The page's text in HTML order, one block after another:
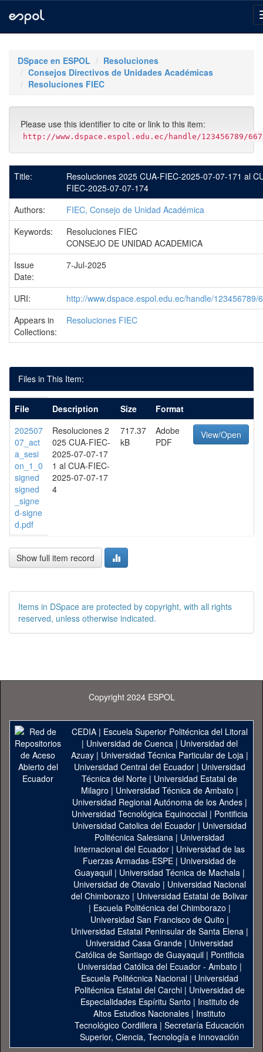
navigationDSpace en ESPOL
Resoluciones
Consejos Directivos de Unidades Académicas
Resoluciones FIEC
Please use this identifier to cite or link to this item:
http://www.dspace.espol.edu.ec/handle/123456789/
Title:
Resoluciones 2025 CUA-FIEC-2025-07-07-171 al
FIEC-2025-07-07-174
Authors:
FIEC, Consejo de Unidad Académica
Keywords:
Resoluciones FIEC
CONSEJO DE UNIDAD ACADEMICA
Issue
Date:
7-Jul-2025
URI:
http://www.dspace.espol.edu.ec/handle/123456789/
Appears in
Collections:
Resoluciones FIEC
Files in This Item:
File Description Size
Format
202507
07_act
a_sesi
on_1_0
signed
signed
_signe
d-signe
d.pdf
Resoluciones 2
025 CUA-FIEC-
2025-07-07-17
1 al CUA-FIEC-
2025-07-07-17
4
717.37
kB
Adobe
PDF
View/Open
Show full item record
Items in DSpace are protected by copyright, with all rights
reserved, unless otherwise indicated.
Copyright 2024 ESPOL
CEDIA| Escuela Superior Politécnica del Litoral
| Universidad de Cuenca| Universidad del
Azuay| Universidad Técnica Particular de Loja|
Universidad Central del Ecuador| Universidad
Técnica del Norte | Universidad Estatal de
Milagro | Universidad Técnica de Ambato |
Universidad Regional Autónoma de los Andes|
Universidad Tecnológica Equinoccial| Pontificia
Universidad Catolica del Ecuador | Universidad
Politécnica Salesiana | Universidad
Internacional del Ecuador | Universidad de las
Fuerzas Armadas-ESPE | Universidad de
Guayaquil| Universidad Técnica de Machala|
Universidad de Otavalo | Universidad Nacional
del Chimborazo | Universidad Estatal de Bolivar
| Escuela Politécnica del Chimborazo |
Universidad San Francisco de Quito |
Universidad Estatal Peninsular de Santa Elena|
Universidad Casa Grande | Universidad
Católica de Santiago de Guayaquil| Pontificia
Universidad Católica del Ecuador - Ambato |
Escuela Politécnica Nacional| Universidad
Politécnica Estatal del Carchi| Universidad de
Especialidades Espíritu Santo | Instituto de
Altos Estudios Nacionales | Instituto
Tecnológico Cordillera | Secretaría Educación
Superior, Ciencia, Tecnología e Innovación